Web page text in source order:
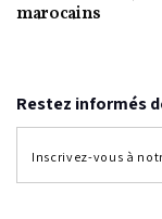
marocains
Restez informés